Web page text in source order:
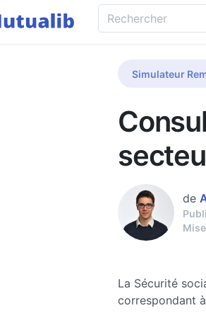
Simulateur
de
La Sécurité
correspondant à